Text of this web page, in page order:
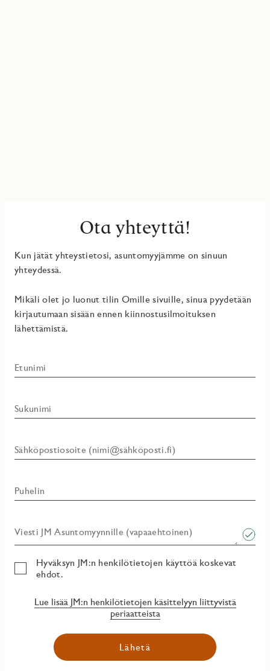
Ota yhteyttä!
Kun jätät yhteystietosi, asuntomyyjämme on sinuun
yhteydessä.
Mikäli olet jo luonut tilin Omille sivuille, sinua pyydetään
kirjautumaan sisään ennen kiinnostusilmoituksen
lähettämistä.
Etunimi
Sukunimi
Sähköpostiosoite (nimi@sähköposti.fi)
Puhelin
Viesti JM Asuntomyynnille (vapaaehtoinen)​
Hyväksyn JM:n henkilötietojen käyttöä koskevat
ehdot.
Lue lisää JM:n henkilötietojen käsittelyyn liittyvistä
periaatteista
Lähetä